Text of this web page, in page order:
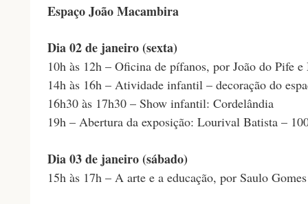
Espaço João Macambira
Dia 02 de janeiro (sexta)
10h às 12h – Oficina de pífanos, por João do Pife
14h às 16h – Atividade infantil – decoração do
16h30 às 17h30 – Show infantil: Cordelândia
19h – Abertura da exposição: Lourival Batista –
Dia 03 de janeiro (sábado)
15h às 17h – A arte e a educação, por Saulo